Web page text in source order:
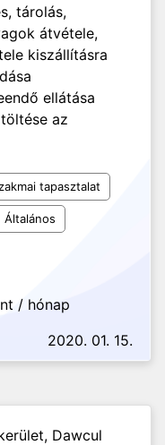
tárolás,
átvétele,
kiszállításra
ellátása
az
tapasztalat
Általános
/ hónap
2020. 01. 15.
Dawcul